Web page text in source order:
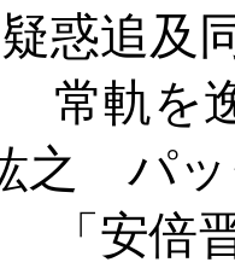
追及
軌を
之 パッ
安倍